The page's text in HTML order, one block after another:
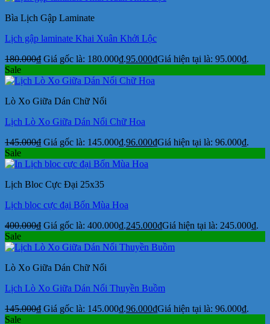
Bìa Lịch Gập Laminate
Lịch gập laminate Khai Xuân Khởi Lộc
180.000₫ Giá gốc là: 180.000₫.95.000₫Giá hiện tại là: 95.000₫.
Sale
Lò Xo Giữa Dán Chữ Nổi
Lịch Lò Xo Giữa Dán Nổi Chữ Hoa
145.000₫ Giá gốc là: 145.000₫.96.000₫Giá hiện tại là: 96.000₫.
Sale
Lịch Bloc Cực Đại 25x35
Lịch bloc cực đại Bốn Mùa Hoa
400.000₫ Giá gốc là: 400.000₫.245.000₫Giá hiện tại là: 245.000₫.
Sale
Lò Xo Giữa Dán Chữ Nổi
Lịch Lò Xo Giữa Dán Nổi Thuyền Buồm
145.000₫ Giá gốc là: 145.000₫.96.000₫Giá hiện tại là: 96.000₫.
Sale